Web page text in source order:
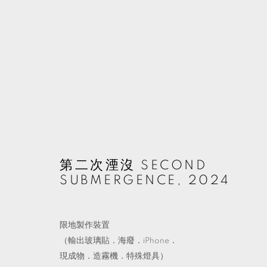
MANAGE COOKIES
© 2026 TKG+. ALL RIGHTS RESERVED.
第二次湮沒 SECOND
SUBMERGENCE
2024
限地製作裝置
（輸出玻璃貼．海廢．iPhone．
現成物．造霧機．特殊燈具）